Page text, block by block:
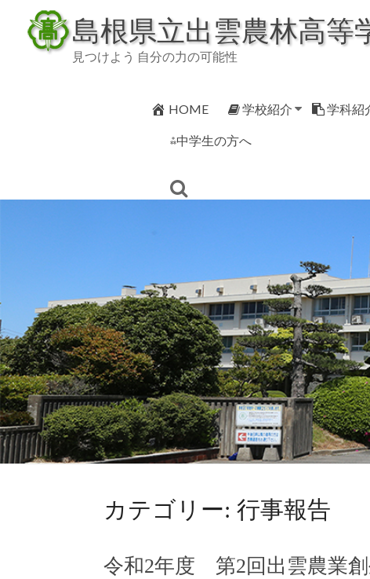
content
島根県立出雲農林高等
見つけよう 自分の力の可能性
HOME 学校紹介 学科紹
⁂中学生の方へ
カテゴリー: 行事報告
令和2年度 第2回出雲農業創